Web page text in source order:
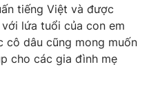
tiếng Việt và được
lứa tuổi của con em
cô dâu cũng mong muốn
cho các gia đình mẹ